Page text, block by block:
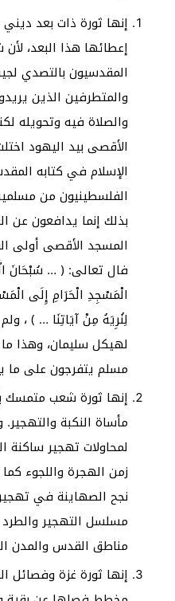
إنها ثورة ذات بعد
إعطائها هذا البعد،
المقدسيون بالتصدي
والمتطرفين الذين
والصلاة فيه
الأقصى بيد اليهود
الإسلام في كتابه
الفلسطينيون من
بذلك إنما يدافعون عن
المسجد الأقصى أولى
فال تعالى: ﴿ … سُبْحَانَ
الْمَسْجِدِ الْحَرَامِ إِلَى
لِنُرِيَهُ مِنْ آيَاتِنَا … ﴾ ،
مسلم يتفرجون على ما
إنها ثورة شعب متمسك
مأساة النكبة
لمحاولات تهجير ساكنة
نجح الصهاينة في
مسلسل التهجير
مناطق القدس والمدن
إنها ثورة غزة وفصائل